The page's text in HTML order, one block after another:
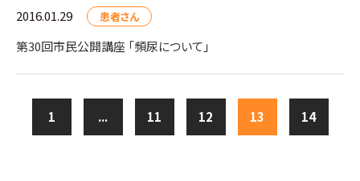
2016.01.29 患者さん
第30回市民公開講座 「頻尿について」
1 ... 11 12 13 14